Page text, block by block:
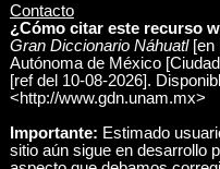
Contacto
¿Cómo citar este recurso
Gran Diccionario Náhuatl[en
Autónoma de México
[ref del 10-08-2026].
<http://www.gdn.unam.mx>
Importante: Estimado
sitio aún sigue en desarrollo